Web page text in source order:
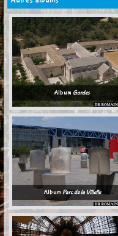
Album Gordes
Album Parc de la Villette